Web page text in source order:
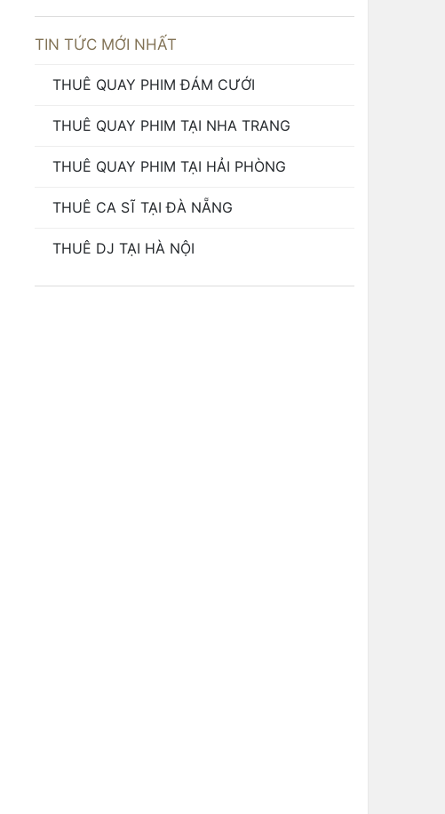
TIN TỨC MỚI NHẤT
THUÊ QUAY PHIM ĐÁM CƯỚI
THUÊ QUAY PHIM TẠI NHA TRANG
THUÊ QUAY PHIM TẠI HẢI PHÒNG
THUÊ CA SĨ TẠI ĐÀ NẴNG
THUÊ DJ TẠI HÀ NỘI